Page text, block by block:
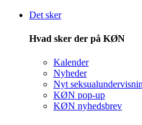
Det sker
Hvad sker der på KØN
Kalender
Nyheder
Nyt
KØN pop-up
KØN nyhedsbrev